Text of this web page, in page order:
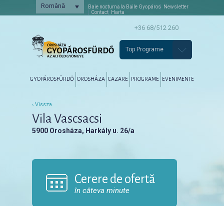
Română Baie nocturnă la Băile Gyopáros
Newsletter
Contact
Harta
+36 68/512 260
Top Programe
Tovább az elsődleges tartalomra
Tovább a másodlagos tartalomra
GYOPÁROSFÜRDŐ OROSHÁZA CAZARE PROGRAME EVENIMENTE
‹ Vissza
Vila Vascsacsi
5900 Orosháza, Harkály u. 26/a
Cerere de ofertă
în câteva minute